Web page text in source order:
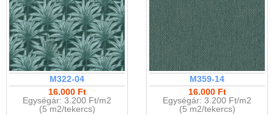
M322-04
16.000 Ft
Egységár: 3.200 Ft/m2
(5 m2/tekercs)
M359-14
16.000 Ft
Egységár: 3.200 Ft/m2
(5 m2/tekercs)